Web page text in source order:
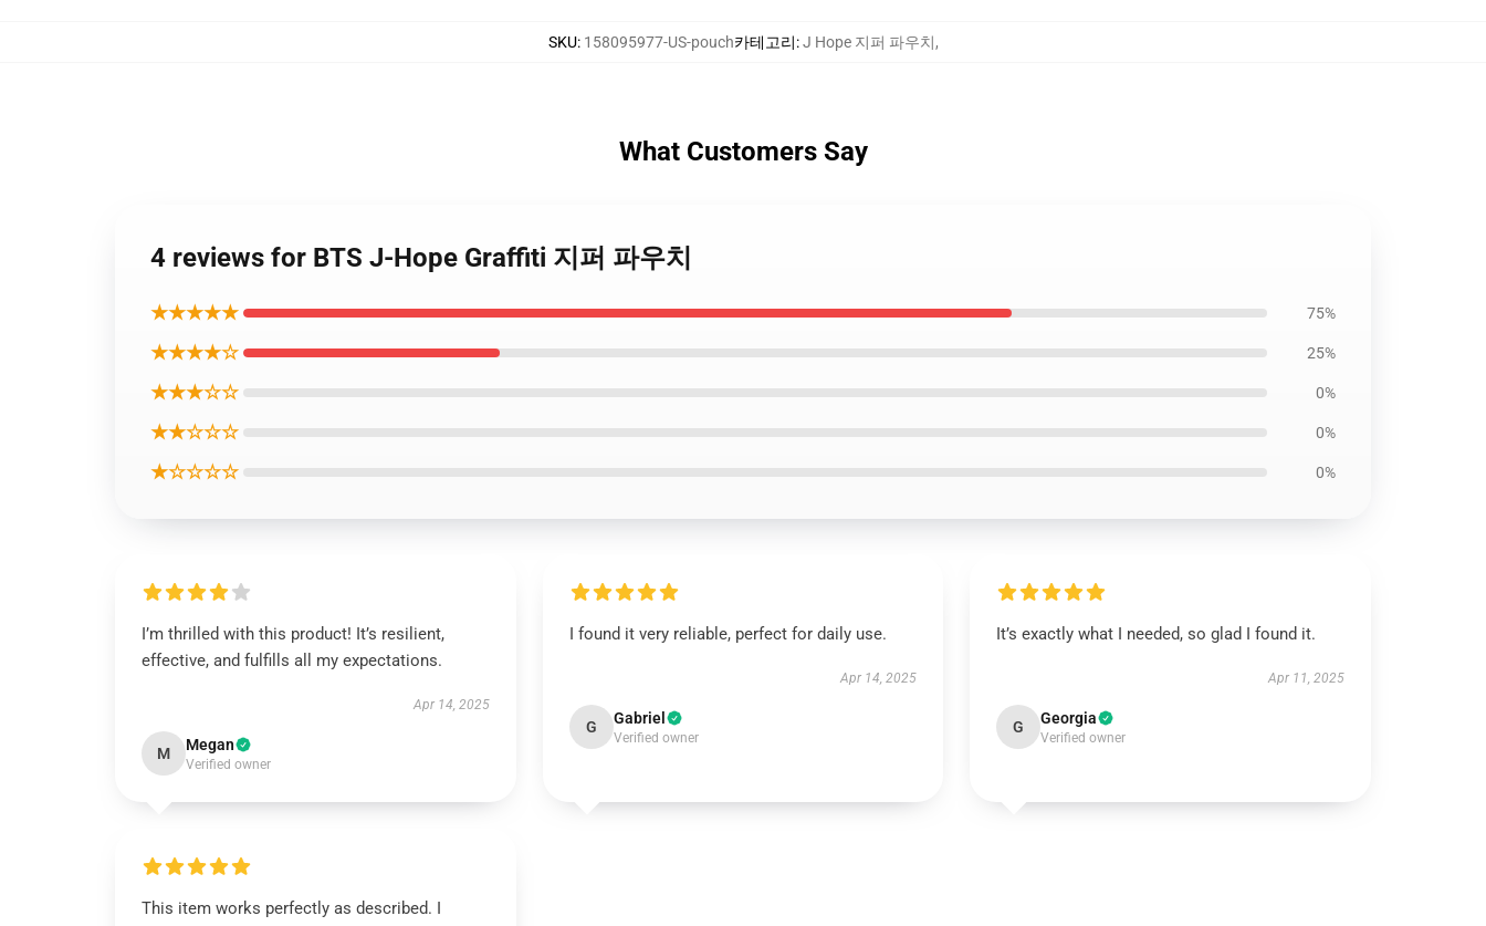
SKU: 158095977-US-pouch카테고리:J Hope 지퍼 파우치,
What Customers Say
4 reviews for BTS J-Hope Graffiti 지퍼 파우치
★★★★★ 75%
★★★★☆ 25%
★★★☆☆ 0%
★★☆☆☆ 0%
★☆☆☆☆ 0%
I’m thrilled with this product! It’s resilient,
effective, and fulfills all my expectations.
Apr 14, 2025
M Megan
Verified owner
I found it very reliable, perfect for daily use.
Apr 14, 2025
G Gabriel
Verified owner
It’s exactly what I needed, so glad I found it.
Apr 11, 2025
G Georgia
Verified owner
This item works perfectly as described. I